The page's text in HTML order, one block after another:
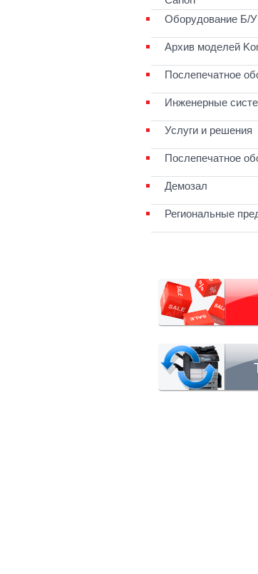
Оборудование Б/У
Архив моделей
Послепечатное
Инженерные
Услуги и решения
Послепечатное
Демозал
Региональные